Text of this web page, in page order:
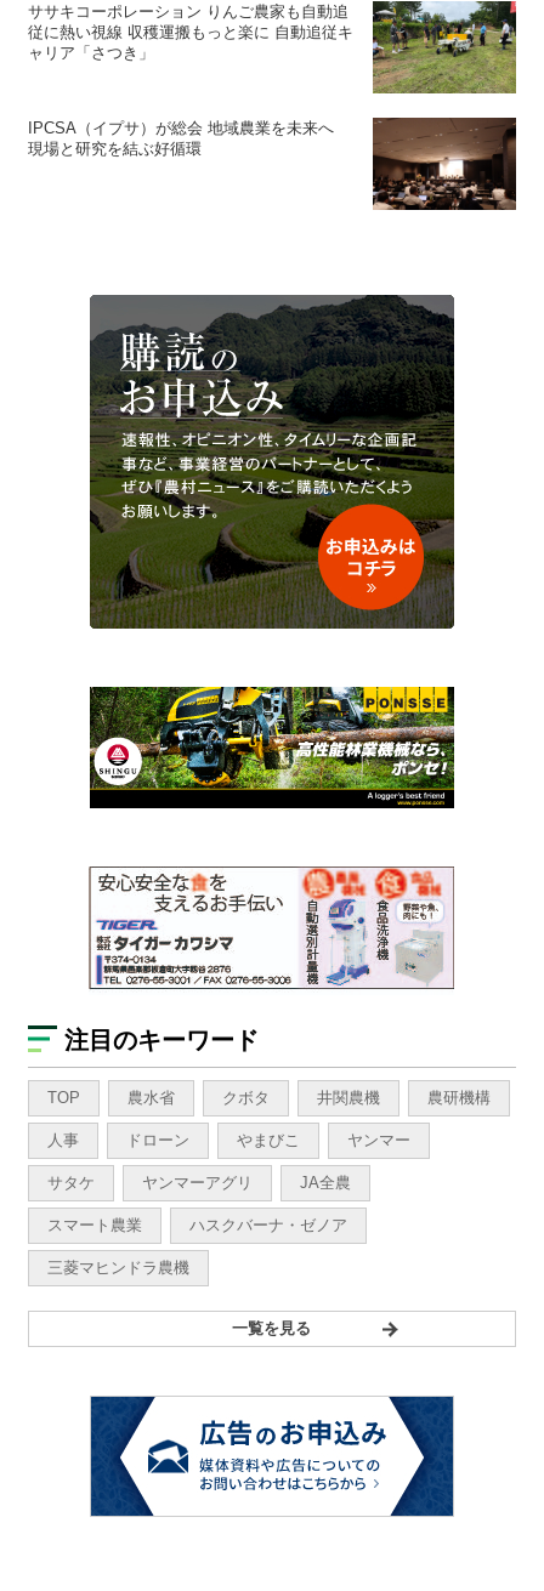
ササキコーポレーション りんご農家も自動追
従に熱い視線 収穫運搬もっと楽に 自動追従キ
ャリア「さつき」
IPCSA（イプサ）が総会 地域農業を未来へ
現場と研究を結ぶ好循環
注目のキーワード
TOP 農水省 クボタ 井関農機 農研機構
人事 ドローン やまびこ ヤンマー
サタケ ヤンマーアグリ JA全農
スマート農業 ハスクバーナ・ゼノア
三菱マヒンドラ農機
一覧を見る